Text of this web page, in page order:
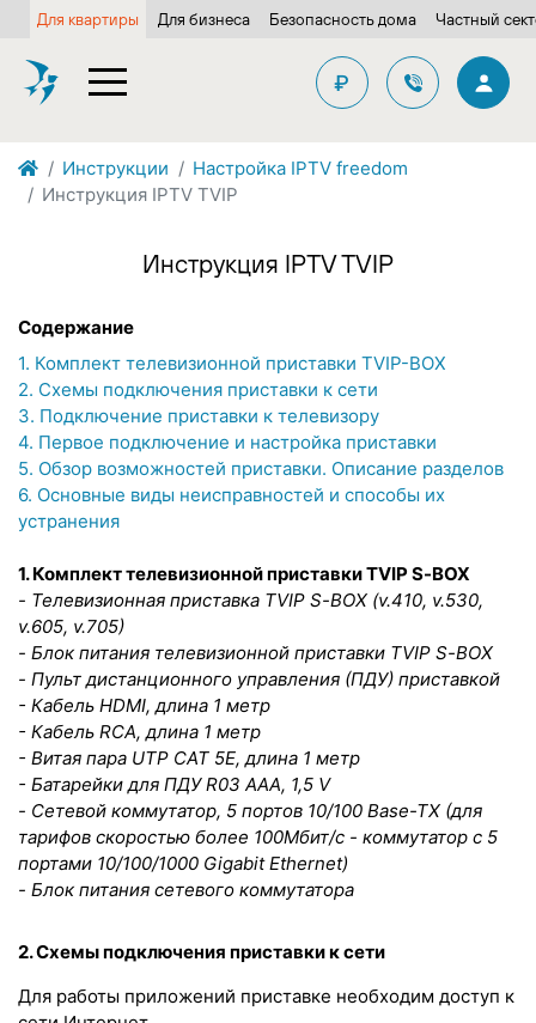
Для квартиры Для бизнеса Безопасность дома Частный
₽
Инструкции
Настройка IPTV freedom
Инcтрукция IPTV TVIP
Инcтрукция IPTV TVIP
Содержание
1. Комплект телевизионной приставки TVIP-BOX
2. Схемы подключения приставки к сети
3. Подключение приставки к телевизору
4. Первое подключение и настройка приставки
5. Обзор возможностей приставки. Описание разделов
6. Основные виды неисправностей и способы их
устранения
1. Комплект телевизионной приставкиTVIPS-BOX
- Телевизионная приставка TVIP S-BOX (v.410, v.530,
v.605, v.705)
- Блок питания телевизионной приставки TVIP S-BOX
- Пульт дистанционного управления (ПДУ) приставкой
- Кабель HDMI, длина 1 метр
- Кабель RCA, длина 1 метр
- Витая пара UTP CAT 5E, длина 1 метр
- Батарейки для ПДУR03 ААА, 1,5 V
- Сетевой коммутатор, 5 портов 10/100 Base-TX (для
тарифов скоростью более 100Мбит/с - коммутатор с 5
портами 10/100/1000 Gigabit Ethernet)
- Блок питания сетевого коммутатора
2. Схемы подключения приставки к сети
Для работы приложений приставке необходим доступ к